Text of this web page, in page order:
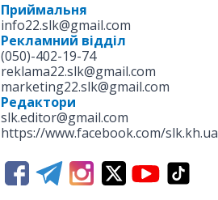
Приймальня
info22.slk@gmail.com
Рекламний відділ
(050)-402-19-74
reklama22.slk@gmail.com
marketing22.slk@gmail.com
Редактори
slk.editor@gmail.com
https://www.facebook.com/slk.kh.ua